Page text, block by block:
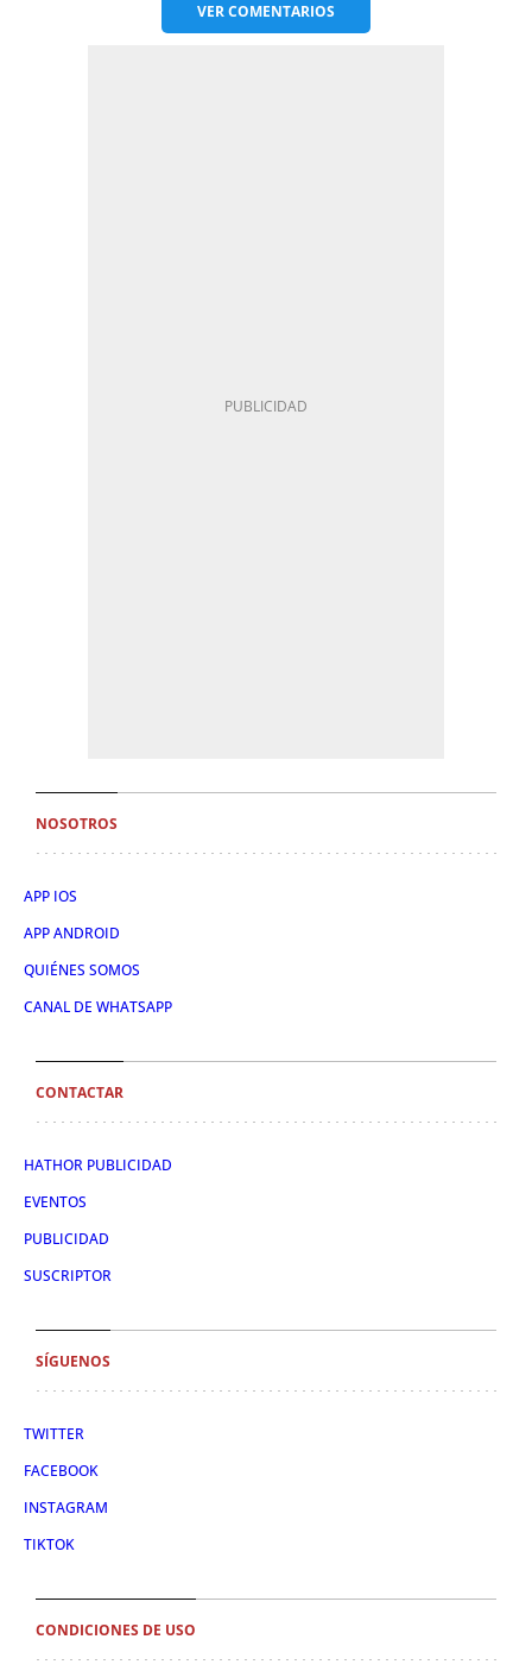
VERCOMENTARIOS
NOSOTROS
APP IOS
APP ANDROID
QUIÉNES SOMOS
CANAL DE WHATSAPP
CONTACTAR
HATHOR PUBLICIDAD
EVENTOS
PUBLICIDAD
SUSCRIPTOR
SÍGUENOS
TWITTER
FACEBOOK
INSTAGRAM
TIKTOK
CONDICIONES DE USO